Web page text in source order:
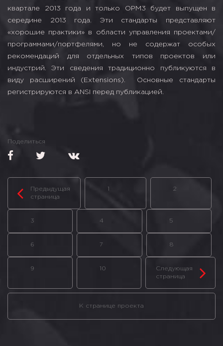
квартале 2013 года и только OPM3 будет выпущен в
середине 2013 года. Эти стандарты представляют
«хорошие практики» в области управления проектами/
программами/портфелями, но не содержат особых
рекомендаций для отдельных типов проектов или
индустрий. Эти сведения традиционно публикуются в
виду расширений (Extensions). Основные стандарты
регистрируются в ANSI перед публикацией.
Поделиться
К странице проекта
Предыдущая
страница
1 2
3 4 5
6 7 8
9 10
Следующая
страница